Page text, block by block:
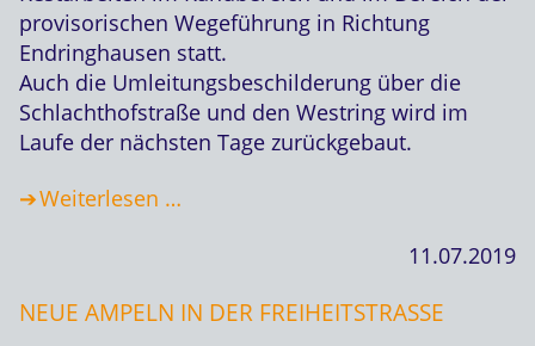
provisorischen Wegeführung in Richtung
Endringhausen statt.
Auch die Umleitungsbeschilderung über die
Schlachthofstraße und den Westring wird im
Laufe der nächsten Tage zurückgebaut.
Weiterlesen …
11.07.2019
NEUE AMPELN IN DER FREIHEITSTRASSE